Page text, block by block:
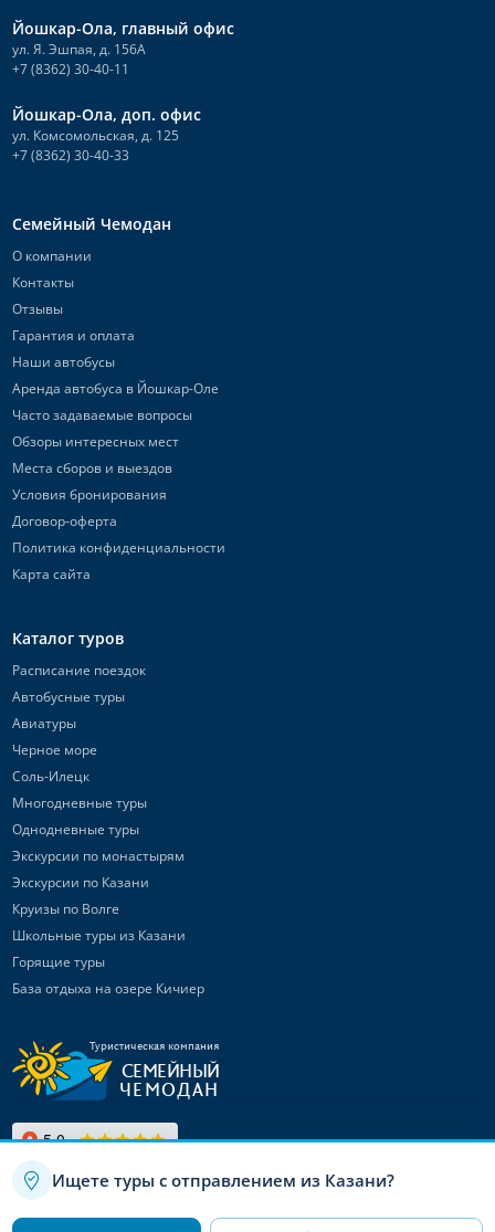
Ищете туры с отправлением из Казани?
Йошкар-Ола, главный офис
ул. Я. Эшпая, д. 156А
+7 (8362) 30-40-11
Йошкар-Ола, доп. офис
ул. Комсомольская, д. 125
+7 (8362) 30-40-33
Семейный Чемодан
О компании
Контакты
Отзывы
Гарантия и оплата
Наши автобусы
Аренда автобуса в Йошкар-Оле
Часто задаваемые вопросы
Обзоры интересных мест
Места сборов и выездов
Условия бронирования
Договор-оферта
Политика конфиденциальности
Карта сайта
Каталог туров
Расписание поездок
Автобусные туры
Авиатуры
Черное море
Соль-Илецк
Многодневные туры
Однодневные туры
Экскурсии по монастырям
Экскурсии по Казани
Круизы по Волге
Школьные туры из Казани
Горящие туры
База отдыха на озере Кичиер
Туристическая компания
СЕМЕЙНЫЙ
ЧЕМОДАН